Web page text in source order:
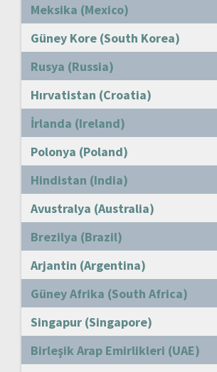
Meksika (Mexico)
Güney Kore (South Korea)
Rusya (Russia)
Hırvatistan (Croatia)
İrlanda (Ireland)
Polonya (Poland)
Hindistan (India)
Avustralya (Australia)
Brezilya (Brazil)
Arjantin (Argentina)
Güney Afrika (South Africa)
Singapur (Singapore)
Birleşik Arap Emirlikleri (UAE)